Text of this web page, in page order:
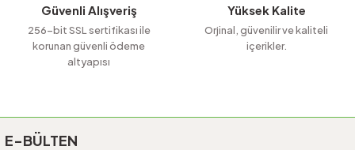
Güvenli Alışveriş
256-bit SSL sertifikası ile
korunan güvenli ödeme
altyapısı
Yüksek Kalite
Orjinal, güvenilir ve kaliteli
içerikler.
E-BÜLTEN